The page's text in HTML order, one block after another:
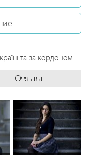
та за кордоном
Отзывы